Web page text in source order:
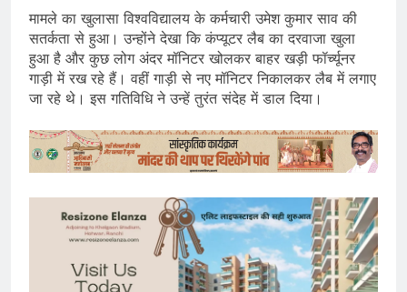
मामले का खुलासा विश्वविद्यालय के कर्मचारी उमेश कुमार साव की
सतर्कता से हुआ। उन्होंने देखा कि कंप्यूटर लैब का दरवाजा खुला
हुआ है और कुछ लोग अंदर मॉनिटर खोलकर बाहर खड़ी फॉर्च्यूनर
गाड़ी में रख रहे हैं। वहीं गाड़ी से नए मॉनिटर निकालकर लैब में लगाए
जा रहे थे। इस गतिविधि ने उन्हें तुरंत संदेह में डाल दिया।